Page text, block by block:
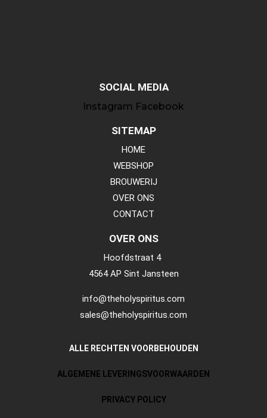
SOCIAL MEDIA
Instagram Facebook
SITEMAP
HOME
WEBSHOP
BROUWERIJ
OVER ONS
CONTACT
OVER ONS
Hoofdstraat 4
4564 AP Sint Jansteen
info@theholyspiritus.com
sales@theholyspiritus.com
ALLE RECHTEN VOORBEHOUDEN
ALGEMENE LEVERINGSVOORWAARDEN
PRIVACY POLICY